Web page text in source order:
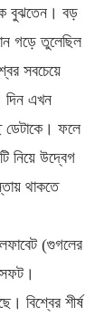
বুঝতেন। বড়
গড়ে তুলেছিল
সবচেয়ে
এখন
ডেটাকে। ফলে
নিয়ে উদ্বেগ
থাকতে
(গুগলের
বিশ্বের শীর্ষ